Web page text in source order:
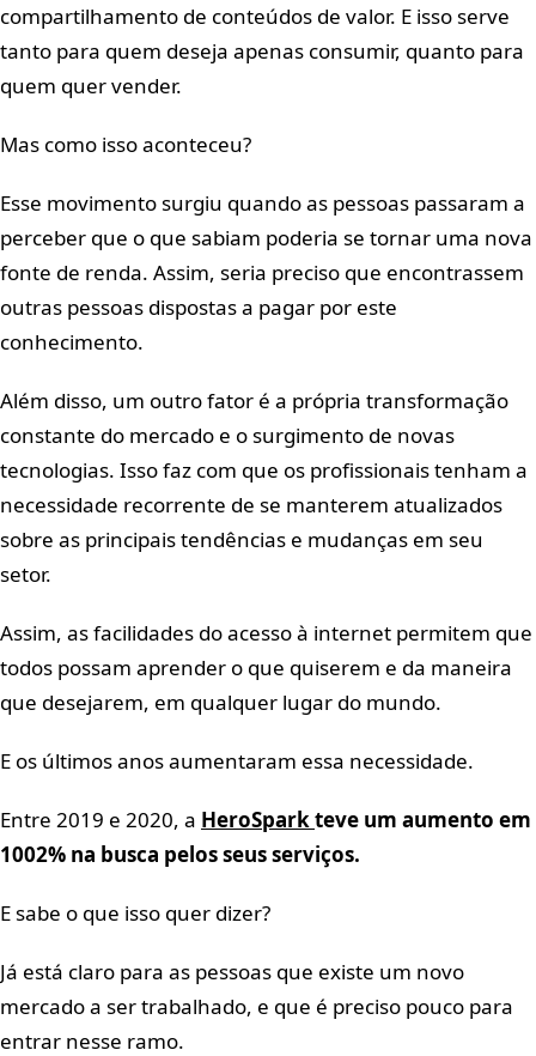
compartilhamento de conteúdos de valor. E isso serve
tanto para quem deseja apenas consumir, quanto para
quem quer vender.
Mas como isso aconteceu?
Esse movimento surgiu quando as pessoas passaram a
perceber que o que sabiam poderia se tornar uma nova
fonte de renda. Assim, seria preciso que encontrassem
outras pessoas dispostas a pagar por este
conhecimento.
Além disso, um outro fator é a própria transformação
constante do mercado e o surgimento de novas
tecnologias. Isso faz com que os profissionais tenham a
necessidade recorrente de se manterem atualizados
sobre as principais tendências e mudanças em seu
setor.
Assim, as facilidades do acesso à internet permitem que
todos possam aprender o que quiserem e da maneira
que desejarem, em qualquer lugar do mundo.
E os últimos anos aumentaram essa necessidade.
Entre 2019 e 2020, a HeroSpark teve um aumento em
1002% na busca pelos seus serviços.
E sabe o que isso quer dizer?
Já está claro para as pessoas que existe um novo
mercado a ser trabalhado, e que é preciso pouco para
entrar nesse ramo.